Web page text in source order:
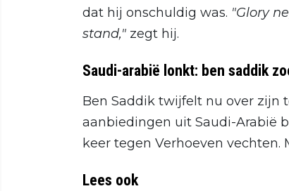
dat hij onschuldig was. "Glory
stand," zegt hij.
Saudi-arabië lonkt: ben saddik
Ben Saddik twijfelt nu over zijn
aanbiedingen uit Saudi-Arabië
keer tegen Verhoeven
Lees ook